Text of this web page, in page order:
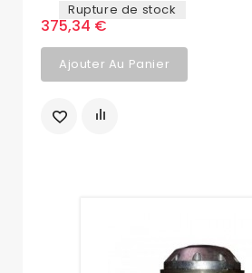
Rupture de stock
375,34 €
Ajouter Au Panier